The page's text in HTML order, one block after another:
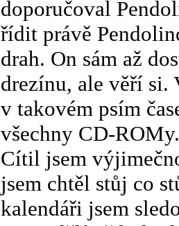
doporučoval
řídit právě
drah. On sám až
drezínu, ale věří si.
v takovém psím
všechny CD-
Cítil jsem
jsem chtěl stůj co
kalendáři jsem